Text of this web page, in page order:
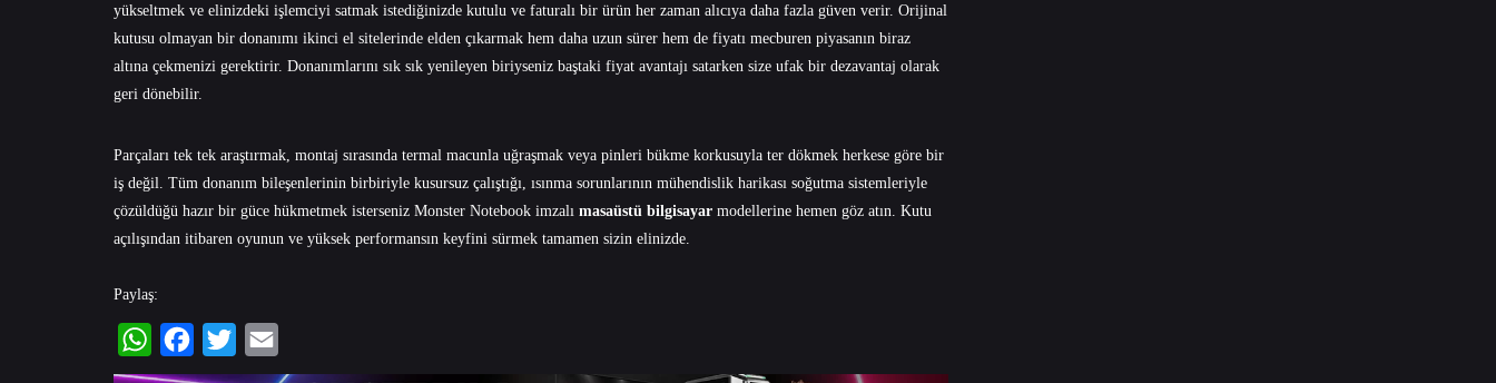
yükseltmek ve elinizdeki işlemciyi satmak istediğinizde kutulu ve faturalı bir ürün her zaman alıcıya daha fazla güven verir. Orijinal
kutusu olmayan bir donanımı ikinci el sitelerinde elden çıkarmak hem daha uzun sürer hem de fiyatı mecburen piyasanın biraz
altına çekmenizi gerektirir. Donanımlarını sık sık yenileyen biriyseniz baştaki fiyat avantajı satarken size ufak bir dezavantaj olarak
geri dönebilir.
Parçaları tek tek araştırmak, montaj sırasında termal macunla uğraşmak veya pinleri bükme korkusuyla ter dökmek herkese göre bir
iş değil. Tüm donanım bileşenlerinin birbiriyle kusursuz çalıştığı, ısınma sorunlarının mühendislik harikası soğutma sistemleriyle
çözüldüğü hazır bir güce hükmetmek isterseniz Monster Notebook imzalı masaüstü bilgisayar modellerine hemen göz atın. Kutu
açılışından itibaren oyunun ve yüksek performansın keyfini sürmek tamamen sizin elinizde.
Paylaş:
WhatsAppFacebookTwitterEmail